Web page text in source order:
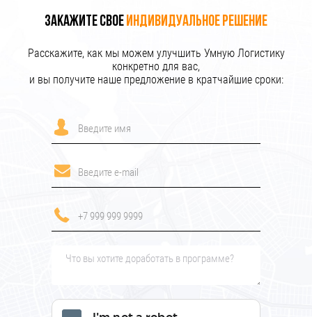
Закажите свое индивидуальное решение
Расскажите, как мы можем улучшить Умную Логистику
конкретно для вас,
и вы получите наше предложение в кратчайшие сроки: